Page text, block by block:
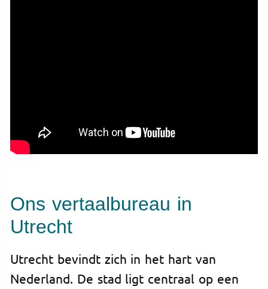
Ons vertaalbureau in
Utrecht
Utrecht bevindt zich in het hart van
Nederland. De stad ligt centraal op een